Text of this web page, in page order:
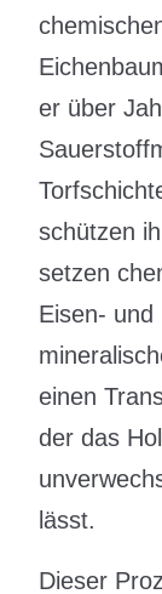
er über
schützen
setzen
Eisen- und
einen
der das
lässt.
Dieser